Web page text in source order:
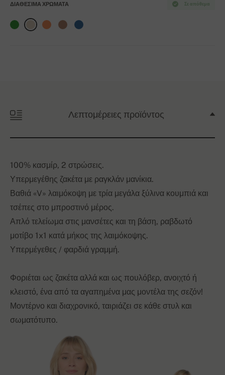
Σε απόθεμα
ΔΙΑΘΈΣΙΜΑ ΧΡΏΜΑΤΑ
Λεπτομέρειες προϊόντος
100% κασμίρ, 2 στρώσεις.
Υπερμεγέθης ζακέτα με ραγκλάν μανίκια.
Βαθιά «V» λαιμόκοψη με τρία μεγάλα ξύλινα κουμπιά και
τσέπες στο μπροστινό μέρος.
Απλό τελείωμα στις μανσέτες και τη βάση, ραβδωτό
μοτίβο 1x1 κατά μήκος της λαιμόκοψης.
Υπερμέγεθες / φαρδιά γραμμή.
Φοριέται ως ζακέτα αλλά και ως πουλόβερ, ανοιχτό ή
κλειστό, ένα από τα αγαπημένα μας μοντέλα της σεζόν!
Μοντέρνο και διαχρονικό, ταιριάζει σε κάθε στυλ και
σωματότυπο.